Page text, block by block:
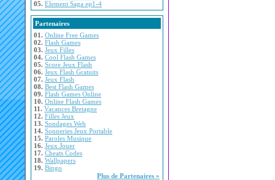
05. Element Saga ep1-4
Partenaires
01. Online Free Games
02. Flash Games
03. Jeux Filles
04. Cool Flash Games
05. Score Jeux Flash
06. Jeux Flash Gratuits
07. Jeux Flash
08. Best Flash Games
09. Flash Games Online
10. Online Flash Games
11. Vacances Bretagne
12. Filles Jeux
13. Sondages Web
14. Sonneries Jeux Portable
15. Paroles Musique
16. Jeux Jouer
17. Cheats Codes
18. Wallpapers
19. Bingo
Plus de Partenaires »